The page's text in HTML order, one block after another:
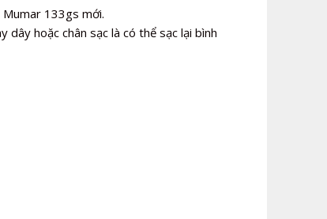
Mumar 133gs mới.
dây hoặc chân sạc là có thể sạc lại bình